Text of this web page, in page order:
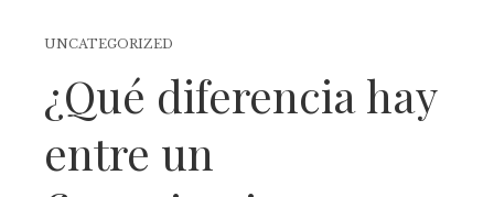
UNCATEGORIZED
¿Qué diferencia hay
entre un